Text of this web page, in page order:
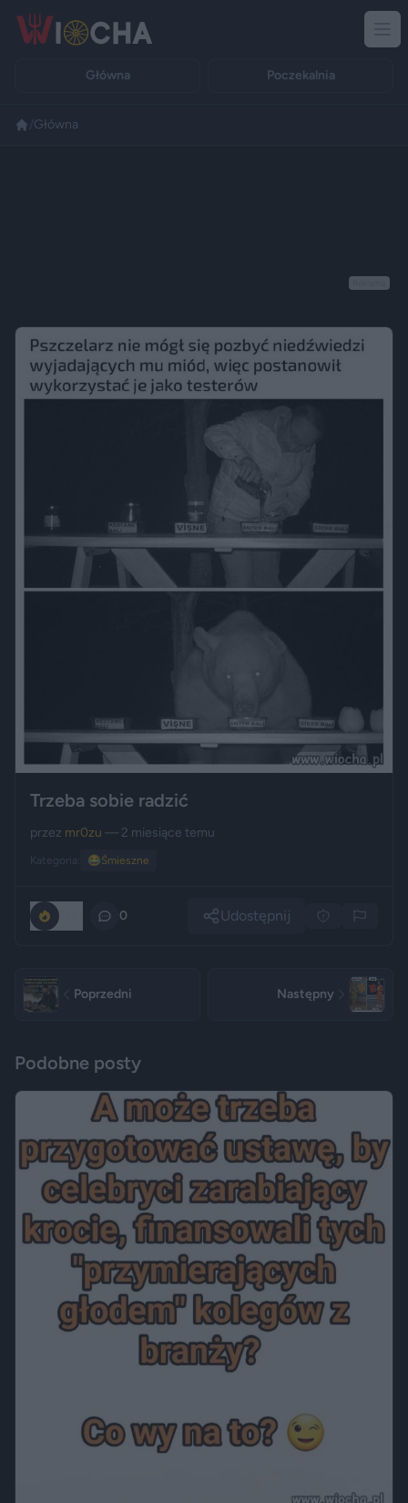
Główna Poczekalnia
Główna
Trzeba sobie radzić
przez mr0zu — 2 miesiące temu
Kategoria: 😂Śmieszne
0 Udostępnij
Poprzedni Następny
Podobne posty